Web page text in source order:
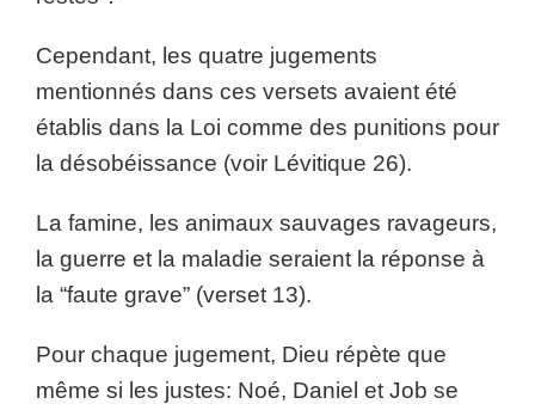
Cependant, les quatre jugements
mentionnés dans ces versets avaient été
établis dans la Loi comme des punitions pour
la désobéissance (voir Lévitique 26).
La famine, les animaux sauvages ravageurs,
la guerre et la maladie seraient la réponse à
la “faute grave” (verset 13).
Pour chaque jugement, Dieu répète que
même si les justes: Noé, Daniel et Job se